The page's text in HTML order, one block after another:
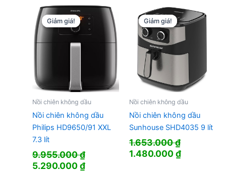
4.190.000 ₫.là:
2.850.000 ₫.
Giảm giá!
Giảm giá!
Nồi chiên không dầu
Nồi chiên không dầu
Philips HD9650/91 XXL
7.3 lít
9.955.000₫
Giá
5.290.000₫Giá
Giảm giá!
Giảm giá!
Nồi chiên không dầu
Nồi chiên không dầu
Sunhouse SHD4035 9 lít
1.653.000₫
Giá
1.480.000₫Giá